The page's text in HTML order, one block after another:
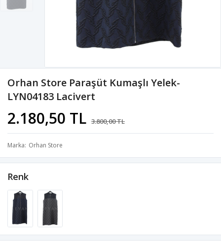
Orhan Store Paraşüt Kumaşlı Yelek-
LYN04183 Lacivert
2.180,50 TL 3.800,00 TL
Marka Orhan Store
Renk